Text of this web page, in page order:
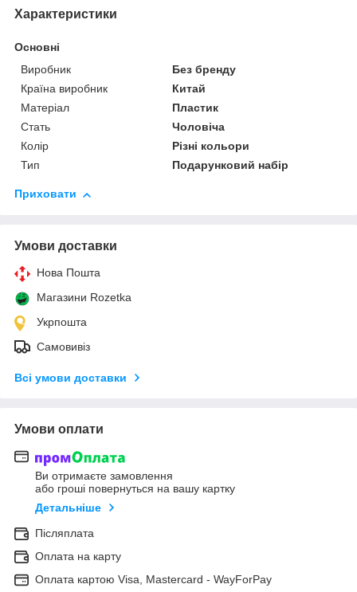
Характеристики
Основні
Виробник
Без бренду
Країна виробник
Китай
Матеріал
Пластик
Стать
Чоловіча
Колір
Різні кольори
Тип
Подарунковий набір
Приховати
Умови доставки
Нова Пошта
Магазини Rozetka
Укрпошта
Самовивіз
Всі умови доставки
Умови оплати
Ви отримаєте замовлення
або гроші повернуться на вашу картку
Детальніше
Післяплата
Оплата на карту
Оплата картою Visa, Mastercard - WayForPay